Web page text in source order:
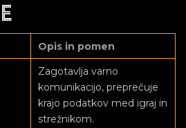
Opis in pomen
Zagotavlja varno
komunikacijo, preprečuje
krajo podatkov med igraj in
strežnikom.